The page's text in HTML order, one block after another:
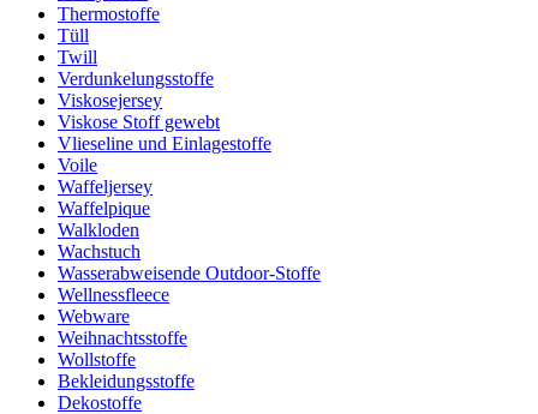
Thermostoffe
Tüll
Twill
Verdunkelungsstoffe
Viskosejersey
Viskose Stoff gewebt
Vlieseline und Einlagestoffe
Voile
Waffeljersey
Waffelpique
Walkloden
Wachstuch
Wasserabweisende Outdoor-Stoffe
Wellnessfleece
Webware
Weihnachtsstoffe
Wollstoffe
Bekleidungsstoffe
Dekostoffe